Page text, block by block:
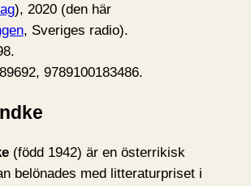
), 2020 (den här
, Sveriges radio).
9789100183486.
(född 1942) är en österrikisk
belönades med litteraturpriset i